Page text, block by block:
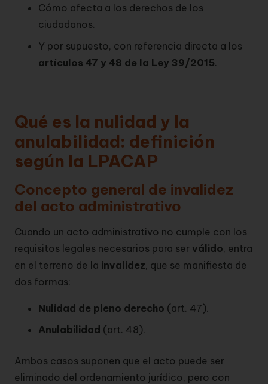
Cómo afecta a los derechos de los
ciudadanos.
Y por supuesto, con referencia directa a los
artículos 47 y 48 de la Ley 39/2015.
Qué es la nulidad y la
anulabilidad: definición
según la LPACAP
Concepto general de invalidez
del acto administrativo
Cuando un acto administrativo no cumple con los
requisitos legales necesarios para ser válido, entra
en el terreno de la invalidez, que se manifiesta de
dos formas:
Nulidad de pleno derecho (art. 47).
Anulabilidad (art. 48).
Ambos casos suponen que el acto puede ser
eliminado del ordenamiento jurídico, pero con